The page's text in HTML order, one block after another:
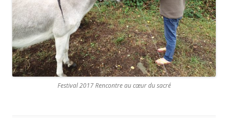
Festival 2017 Rencontre au cœur du sacré